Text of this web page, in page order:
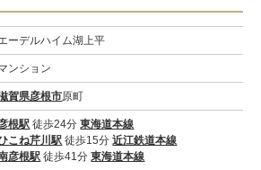
ーデルハイム湖上平
ンション
賀県彦根市原町
根駅 徒歩24分東海道本線
こね芹川駅 徒歩15分近江鉄道本線
彦根駅 徒歩41分東海道本線